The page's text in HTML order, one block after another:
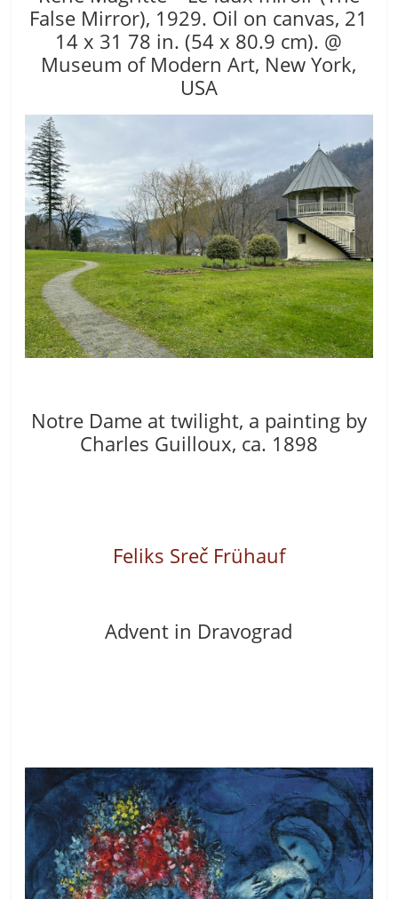
False Mirror), 1929. Oil on canvas, 21
14 x 31 78 in. (54 x 80.9 cm). @
Museum of Modern Art, New York,
USA
Notre Dame at twilight, a painting by
Charles Guilloux, ca. 1898
Feliks SrečFrühauf
Advent in Dravograd